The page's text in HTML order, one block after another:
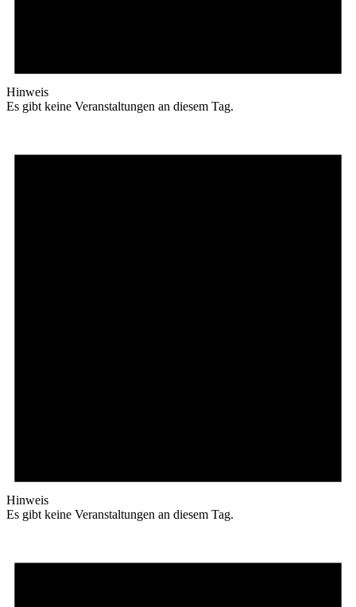
Hinweis
Es gibt keine Veranstaltungen an diesem Tag.
Hinweis
Es gibt keine Veranstaltungen an diesem Tag.